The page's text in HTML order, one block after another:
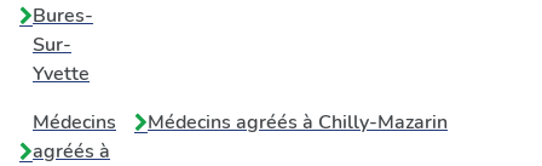
Bures-
Sur-
Yvette
Médecins
agréés à
Médecins agréés à Chilly-Mazarin